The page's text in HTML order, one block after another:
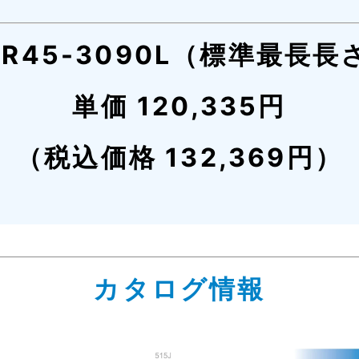
3090L（標準最長長
単価 120,335円
（税込価格 132,369円）
カタログ情報